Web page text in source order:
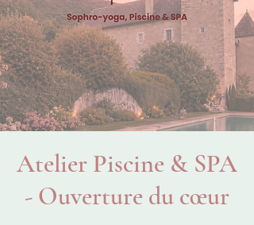
Atelier Piscine & SPA
- Ouverture du cœur